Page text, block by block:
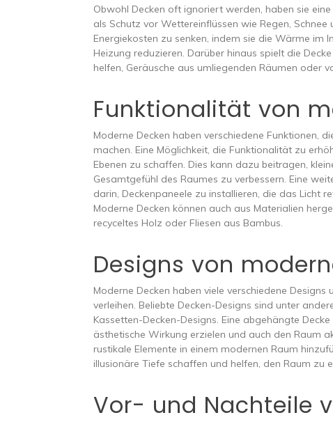
Obwohl Decken oft ignoriert werden, haben sie
als Schutz vor Wettereinflüssen wie Regen,
Energiekosten zu senken, indem sie die Wärme im
Heizung reduzieren. Darüber hinaus spielt die
helfen, Geräusche aus umliegenden Räumen oder
Funktionalität von
Moderne Decken haben verschiedene Funktionen,
machen. Eine Möglichkeit, die Funktionalität zu
Ebenen zu schaffen. Dies kann dazu beitragen,
Gesamtgefühl des Raumes zu verbessern. Eine
darin, Deckenpaneele zu installieren, die das Licht
Moderne Decken können auch aus Materialien
recyceltes Holz oder Fliesen aus Bambus.
Designs von
Moderne Decken haben viele verschiedene
verleihen. Beliebte Decken-Designs sind unter
Kassetten-Decken-Designs. Eine abgehängte
ästhetische Wirkung erzielen und auch den Raum
rustikale Elemente in einem modernen Raum
illusionäre Tiefe schaffen und helfen, den Raum zu
Vor- und Nachteile